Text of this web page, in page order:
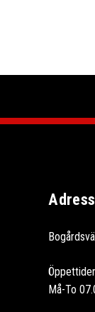
Adress
Öppettider
Må-To